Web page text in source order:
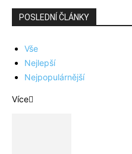
POSLEDNÍ ČLÁNKY
Vše
Nejlepší
Nejpopulárnější
Více